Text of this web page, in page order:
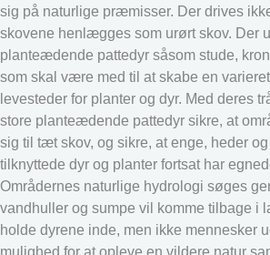
sig på naturlige præmisser. Der drives
skovene henlægges som urørt skov. Der
planteædende pattedyr såsom stude,
som skal være med til at skabe en
levesteder for planter og dyr. Med deres
store planteædende pattedyr sikre, at
sig til tæt skov, og sikre, at enge, heder
tilknyttede dyr og planter fortsat har
Områdernes naturlige hydrologi søges
vandhuller og sumpe vil komme tilbage i
holde dyrene inde, men ikke mennesker